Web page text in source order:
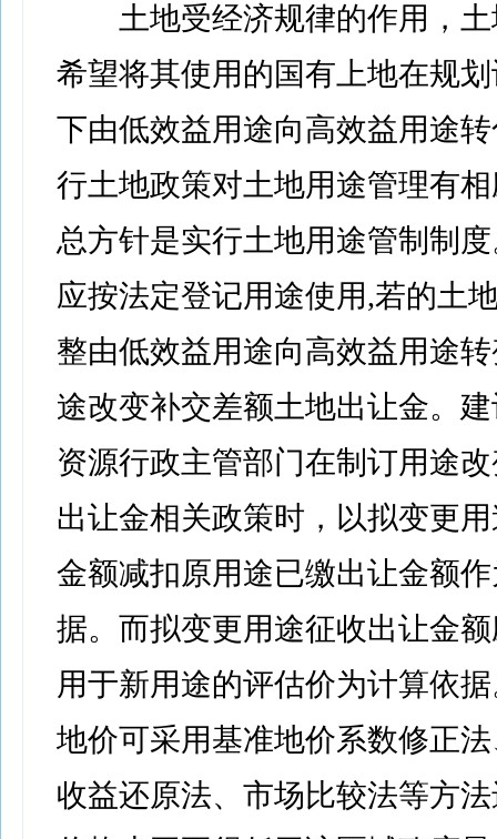
土地受经济规律的作用，土
希望将其使用的国有上地在规
下由低效益用途向高效益用途
行土地政策对土地用途管理有
总方针是实行土地用途管制制
应按法定登记用途使用,若的土
整由低效益用途向高效益用途
途改变补交差额土地出让金。
资源行政主管部门在制订用途
出让金相关政策时，以拟变更
金额减扣原用途已缴出让金额
据。而拟变更用途征收出让金
用于新用途的评估价为计算依
地价可采用基准地价系数修正
收益还原法、市场比较法等方